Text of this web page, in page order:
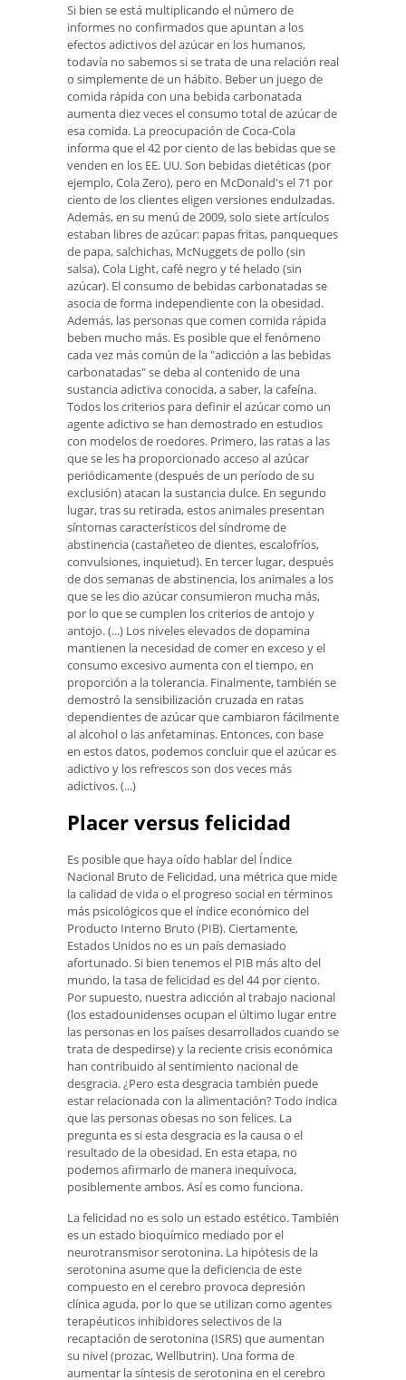
Si bien se está multiplicando el número de
informes no confirmados que apuntan a los
efectos adictivos del azúcar en los humanos,
todavía no sabemos si se trata de una relación real
o simplemente de un hábito. Beber un juego de
comida rápida con una bebida carbonatada
aumenta diez veces el consumo total de azúcar de
esa comida. La preocupación de Coca-Cola
informa que el 42 por ciento de las bebidas que se
venden en los EE. UU. Son bebidas dietéticas (por
ejemplo, Cola Zero), pero en McDonald's el 71 por
ciento de los clientes eligen versiones endulzadas.
Además, en su menú de 2009, solo siete artículos
estaban libres de azúcar: papas fritas, panqueques
de papa, salchichas, McNuggets de pollo (sin
salsa), Cola Light, café negro y té helado (sin
azúcar). El consumo de bebidas carbonatadas se
asocia de forma independiente con la obesidad.
Además, las personas que comen comida rápida
beben mucho más. Es posible que el fenómeno
cada vez más común de la "adicción a las bebidas
carbonatadas" se deba al contenido de una
sustancia adictiva conocida, a saber, la cafeína.
Todos los criterios para definir el azúcar como un
agente adictivo se han demostrado en estudios
con modelos de roedores. Primero, las ratas a las
que se les ha proporcionado acceso al azúcar
periódicamente (después de un período de su
exclusión) atacan la sustancia dulce. En segundo
lugar, tras su retirada, estos animales presentan
síntomas característicos del síndrome de
abstinencia (castañeteo de dientes, escalofríos,
convulsiones, inquietud). En tercer lugar, después
de dos semanas de abstinencia, los animales a los
que se les dio azúcar consumieron mucha más,
por lo que se cumplen los criterios de antojo y
antojo. (...) Los niveles elevados de dopamina
mantienen la necesidad de comer en exceso y el
consumo excesivo aumenta con el tiempo, en
proporción a la tolerancia. Finalmente, también se
demostró la sensibilización cruzada en ratas
dependientes de azúcar que cambiaron fácilmente
al alcohol o las anfetaminas. Entonces, con base
en estos datos, podemos concluir que el azúcar es
adictivo y los refrescos son dos veces más
adictivos. (...)
Placer versus felicidad
Es posible que haya oído hablar del Índice
Nacional Bruto de Felicidad, una métrica que mide
la calidad de vida o el progreso social en términos
más psicológicos que el índice económico del
Producto Interno Bruto (PIB). Ciertamente,
Estados Unidos no es un país demasiado
afortunado. Si bien tenemos el PIB más alto del
mundo, la tasa de felicidad es del 44 por ciento.
Por supuesto, nuestra adicción al trabajo nacional
(los estadounidenses ocupan el último lugar entre
las personas en los países desarrollados cuando se
trata de despedirse) y la reciente crisis económica
han contribuido al sentimiento nacional de
desgracia. ¿Pero esta desgracia también puede
estar relacionada con la alimentación? Todo indica
que las personas obesas no son felices. La
pregunta es si esta desgracia es la causa o el
resultado de la obesidad. En esta etapa, no
podemos afirmarlo de manera inequívoca,
posiblemente ambos. Así es como funciona.
La felicidad no es solo un estado estético. También
es un estado bioquímico mediado por el
neurotransmisor serotonina. La hipótesis de la
serotonina asume que la deficiencia de este
compuesto en el cerebro provoca depresión
clínica aguda, por lo que se utilizan como agentes
terapéuticos inhibidores selectivos de la
recaptación de serotonina (ISRS) que aumentan
su nivel (prozac, Wellbutrin). Una forma de
aumentar la síntesis de serotonina en el cerebro